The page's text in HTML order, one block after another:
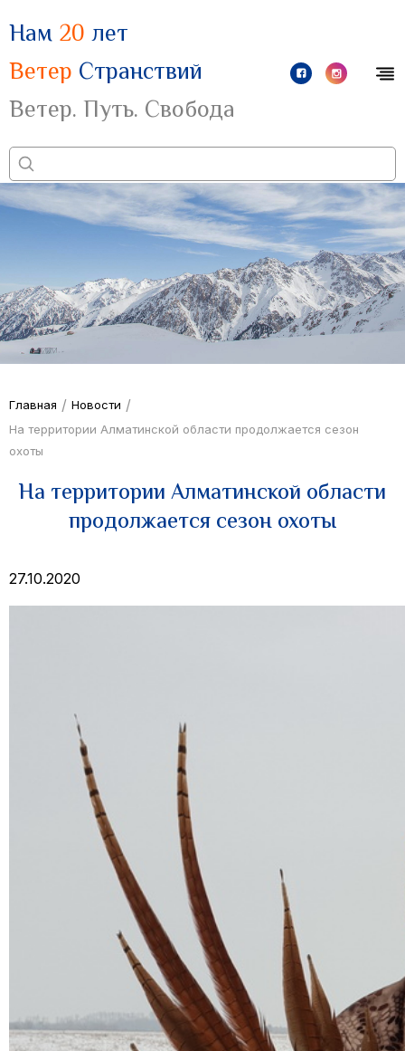
Нам 20 лет
Ветер Странствий
Ветер. Путь. Свобода
Главная / Новости /
На территории Алматинской области продолжается сезон
охоты
На территории Алматинской области
продолжается сезон охоты
27.10.2020